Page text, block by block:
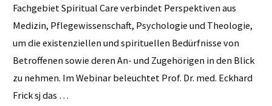
Fachgebiet Spiritual Care verbindet Perspektiven aus
Medizin, Pflegewissenschaft, Psychologie und Theologie,
um die existenziellen und spirituellen Bedürfnisse von
Betroffenen sowie deren An- und Zugehörigen in den Blick
zu nehmen. Im Webinar beleuchtet Prof. Dr. med. Eckhard
Frick sj das …